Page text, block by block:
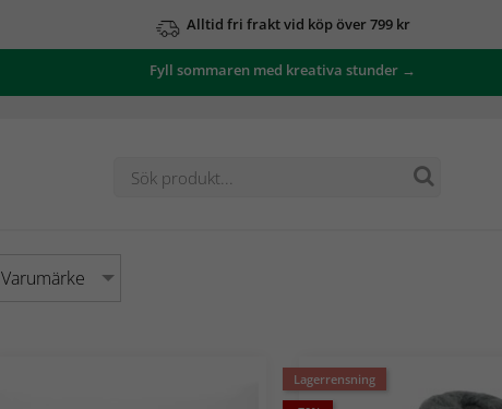
Alltid fri frakt vid köp över 799 kr
Fyll sommaren med kreativa stunder →
Varumärke
Lagerrensning